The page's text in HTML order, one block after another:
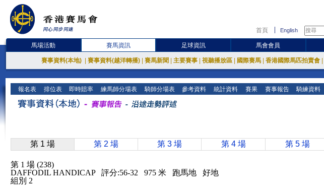
首頁 English
馬場活動 賽馬資訊 足球資訊 馬會會員
賽事資料(本地) 賽事資料(越洋轉播) 賽馬新聞 主要賽事 視聽播放區 國際賽馬 香港國際馬匹拍賣會
報名表 排位表 即時賠率 練馬師分場表 騎師分場表 參考資料 統計資料 賽果 賽事報告 騎練資料
第 1 場 第 2 場 第 3 場 第 4 場 第 5 場
第 1 場 (238)
DAFFODIL HANDICAP 評分:56-32 975 米 跑馬地 好地
組別 2